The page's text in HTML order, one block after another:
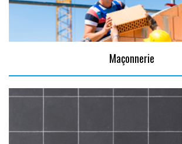
Maçonnerie